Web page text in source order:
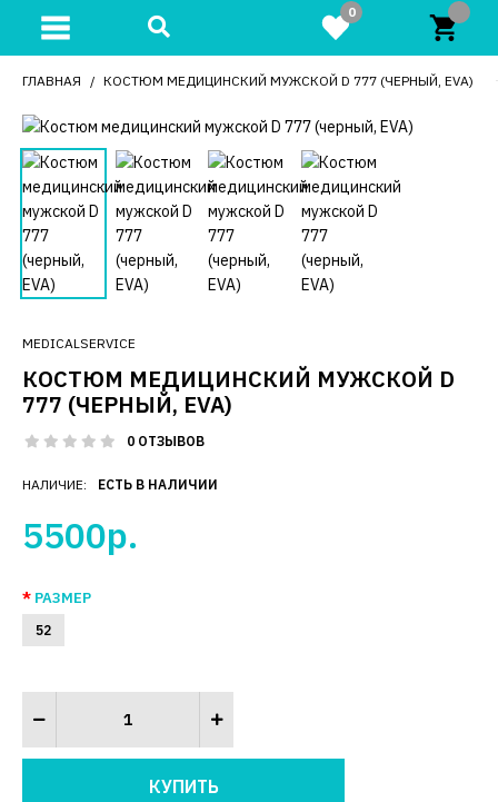
0
ГЛАВНАЯ КОСТЮМ МЕДИЦИНСКИЙ МУЖСКОЙ D 777 (ЧЕРНЫЙ, EVA)
MEDICALSERVICE
КОСТЮМ МЕДИЦИНСКИЙ МУЖСКОЙ D
777 (ЧЕРНЫЙ, EVA)
0 ОТЗЫВОВ
НАЛИЧИЕ: ЕСТЬ В НАЛИЧИИ
5500р.
РАЗМЕР
52